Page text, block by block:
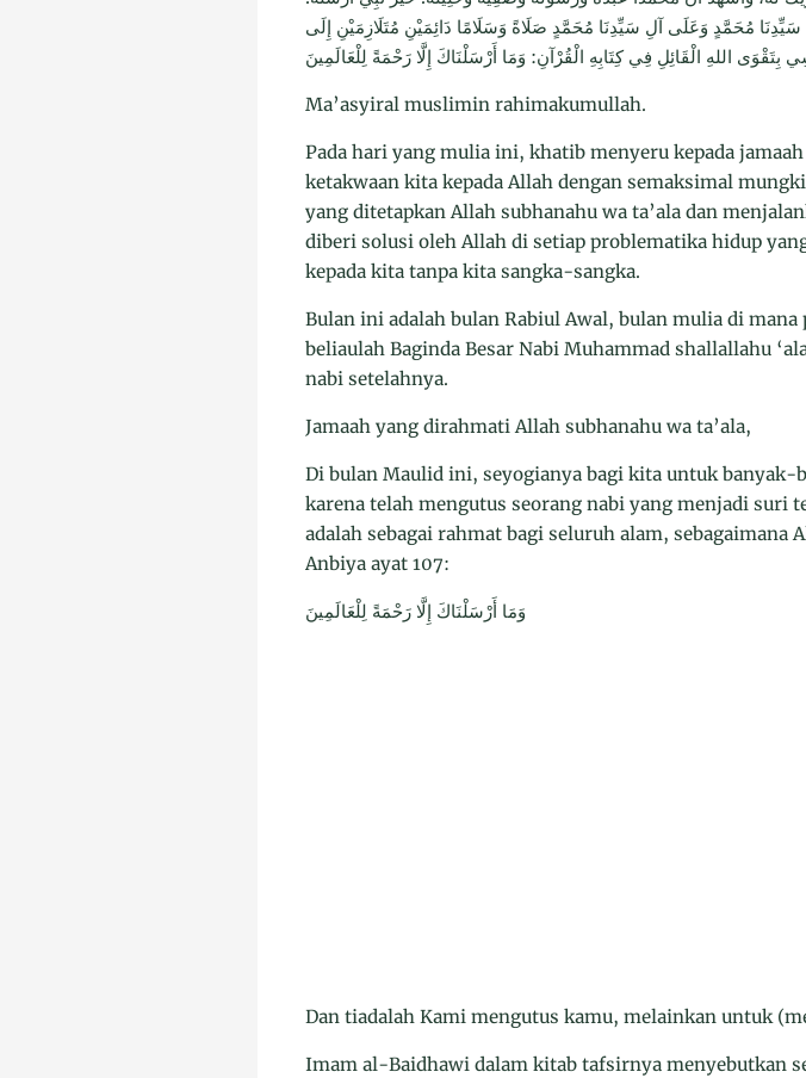
سَيِّدِنَا مُحَمَّدٍ وَعَلَى آلِ سَيِّدِنَا مُحَمَّدٍ صَلَاةً وَسَلَامًا دَائِمَيْنِ مُتَلَازِمَيْنِ إِلَى
بِتَقْوَى اللهِ الْقَائِلِ فِي كِتَابِهِ الْقُرْآنِ: وَمَا أَرْسَلْنَاكَ إِلَّا رَحْمَةً لِلْعَالَمِينَ
Ma’asyiral muslimin rahimakumullah.
Pada hari yang mulia ini, khatib menyeru kepada
ketakwaan kita kepada Allah dengan semaksimal
yang ditetapkan Allah subhanahu wa ta’ala dan
diberi solusi oleh Allah di setiap problematika hidup
kepada kita tanpa kita sangka-sangka.
Bulan ini adalah bulan Rabiul Awal, bulan mulia di
beliaulah Baginda Besar Nabi Muhammad shallallahu
nabi setelahnya.
Jamaah yang dirahmati Allah subhanahu wa ta’ala,
Di bulan Maulid ini, seyogianya bagi kita untuk banyak-
karena telah mengutus seorang nabi yang menjadi suri
adalah sebagai rahmat bagi seluruh alam,
Anbiya ayat 107:
وَمَا أَرْسَلْنَاكَ إِلَّا رَحْمَةً لِلْعَالَمِينَ
Dan tiadalah Kami mengutus kamu, melainkan untuk
Imam al-Baidhawi dalam kitab tafsirnya menyebutkan